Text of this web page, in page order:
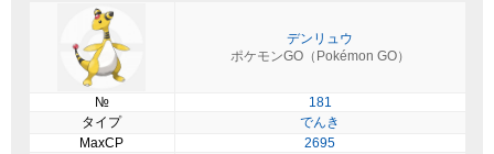
デンリュウ
ポケモンGO（Pokémon GO）
№
181
タイプ
でんき
MaxCP
2695